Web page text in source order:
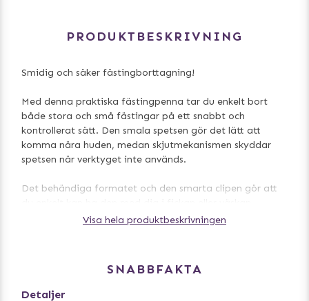
PRODUKTBESKRIVNING
Smidig och säker fästingborttagning!
Med denna praktiska fästingpenna tar du enkelt bort
både stora och små fästingar på ett snabbt och
kontrollerat sätt. Den smala spetsen gör det lätt att
komma nära huden, medan skjutmekanismen skyddar
spetsen när verktyget inte används.
Det behändiga formatet och den smarta clipen gör att
perfekt på promenader och utflykter.
- Skyddande skjutmekanism över spetsen
Visa hela produktbeskrivningen
SNABBFAKTA
Detaljer